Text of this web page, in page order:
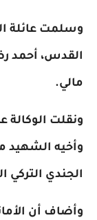
وسلمت عائلة
القدس، أحمد
مالي.
ونقلت
وأخيه الشهيد
الجندي التركي
وأضاف أن